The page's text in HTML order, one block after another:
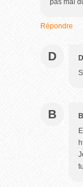
pas mal
Répondre
D
B